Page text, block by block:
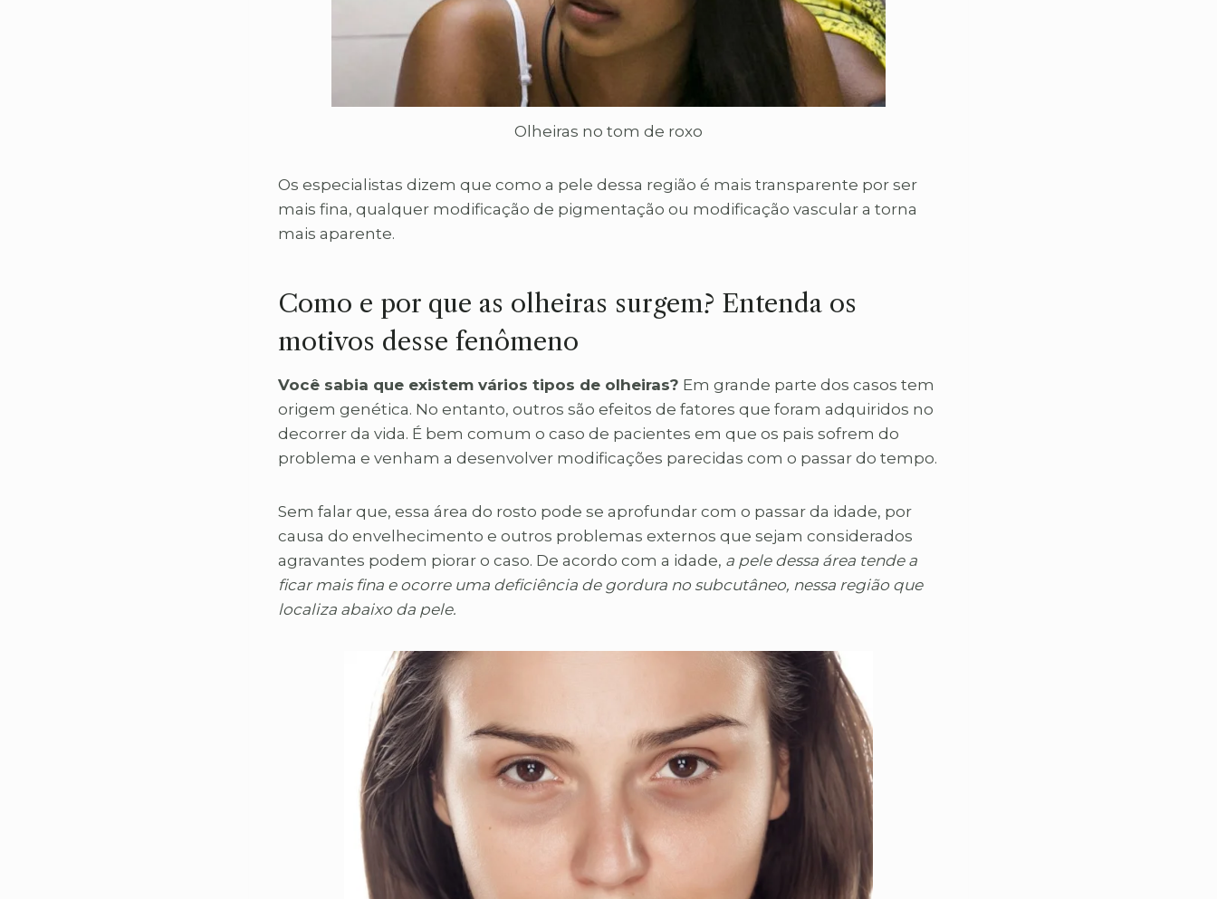
Olheiras no tom de roxo
Os especialistas dizem que como a pele dessa região é mais transparente por ser
mais fina, qualquer modificação de pigmentação ou modificação vascular a torna
mais aparente.
Como e por que as olheiras surgem? Entenda os
motivos desse fenômeno
Você sabia que existem vários tipos de olheiras? Em grande parte dos casos tem
origem genética. No entanto, outros são efeitos de fatores que foram adquiridos no
decorrer da vida. É bem comum o caso de pacientes em que os pais sofrem do
problema e venham a desenvolver modificações parecidas com o passar do tempo.
Sem falar que, essa área do rosto pode se aprofundar com o passar da idade, por
causa do envelhecimento e outros problemas externos que sejam considerados
agravantes podem piorar o caso. De acordo com a idade, a pele dessa área tende a
ficar mais fina e ocorre uma deficiência de gordura no subcutâneo, nessa região que
localiza abaixo da pele.